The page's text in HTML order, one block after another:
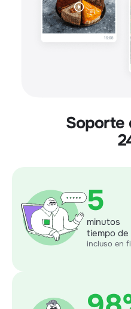
Soporte
5
minutos
tiempo
incluso en